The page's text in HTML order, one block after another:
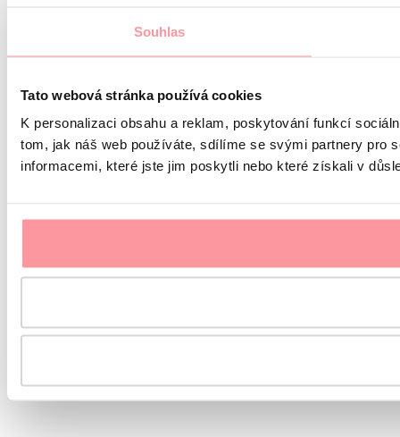
Souhlas
Tato webová stránka používá cookies
K personalizaci obsahu a reklam, poskytování funkcí
tom, jak náš web používáte, sdílíme se svými partnery pro
informacemi, které jste jim poskytli nebo které získali v